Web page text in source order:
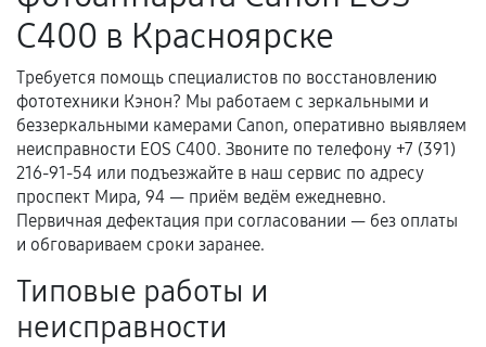
гарантийного срока.
Несоответствие комплектующей заявленным
техническим характеристикам.
Документы для подтверждения
гарантии
Гарантийный талон.
услуг и сроком гарантии.
Документы на установленные комплектующие
C400 в Красноярске
Требуется помощь специалистов по восстановлению
фототехники Кэнон? Мы работаем с зеркальными и
беззеркальными камерами Canon, оперативно выявляем
неисправности EOS C400. Звоните по телефону +7 (391)
216-91-54 или подъезжайте в наш сервис по адресу
проспект Мира, 94 — приём ведём ежедневно.
Первичная дефектация при согласовании — без оплаты
и обговариваем сроки заранее.
Типовые работы и
неисправности